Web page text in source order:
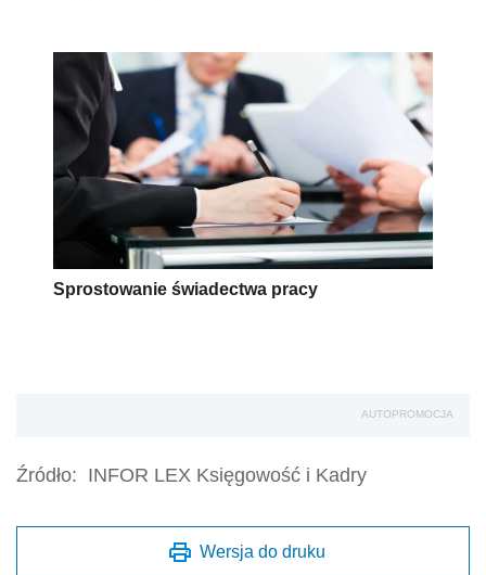
Sprostowanie świadectwa pracy
AUTOPROMOCJA
Źródło: INFOR LEX Księgowość i Kadry
Wersja do druku